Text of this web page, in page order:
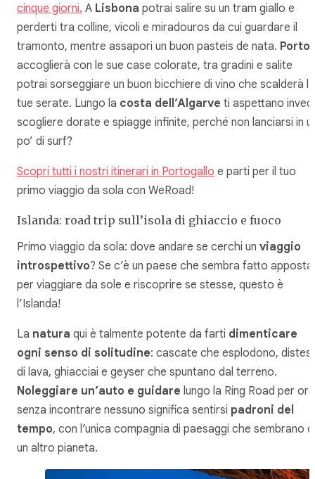
cinque giorni. A Lisbona potrai salire su un tram giallo e
perderti tra colline, vicoli e miradouros da cui guardare il
tramonto, mentre assapori un buon pasteis de nata. Porto
accoglierà con le sue case colorate, tra gradini e salite
potrai sorseggiare un buon bicchiere di vino che scalderà le
tue serate. Lungo la costa dell’Algarve ti aspettano
scogliere dorate e spiagge infinite, perché non lanciarsi in
po’ di surf?
Scopri tutti i nostri itinerari in Portogallo e parti per il tuo
primo viaggio da sola con WeRoad!
Islanda: road trip sull’isola di ghiaccio e fuoco
Primo viaggio da sola: dove andare se cerchi un viaggio
introspettivo? Se c’è un paese che sembra fatto apposta
per viaggiare da sole e riscoprire se stesse, questo è
l’Islanda!
La natura qui è talmente potente da farti dimenticare
ogni senso di solitudine: cascate che esplodono,
di lava, ghiacciai e geyser che spuntano dal terreno.
Noleggiare un’auto e guidare lungo la Ring Road per ore
senza incontrare nessuno significa sentirsi padroni del
tempo, con l’unica compagnia di paesaggi che sembrano di
un altro pianeta.